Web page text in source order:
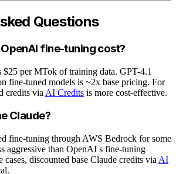
Questions
fine-tuning cost?
per MTok of training data. GPT-4.1
fine-tuned models is ~2x base pricing. For
credits via AI Credits is more cost-effective.
Claude?
fine-tuning through AWS Bedrock for some
aggressive than OpenAI s fine-tuning
cases, discounted base Claude credits via AI